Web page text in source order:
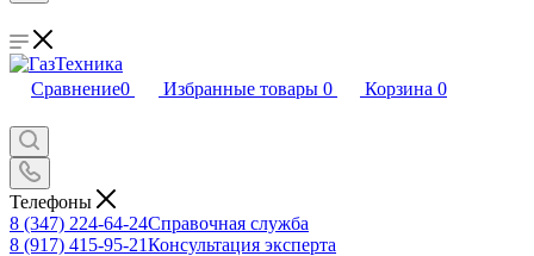
Сравнение0 Избранные товары 0 Корзина 0
Телефоны
8 (347) 224-64-24Справочная служба
8 (917) 415-95-21Консультация эксперта